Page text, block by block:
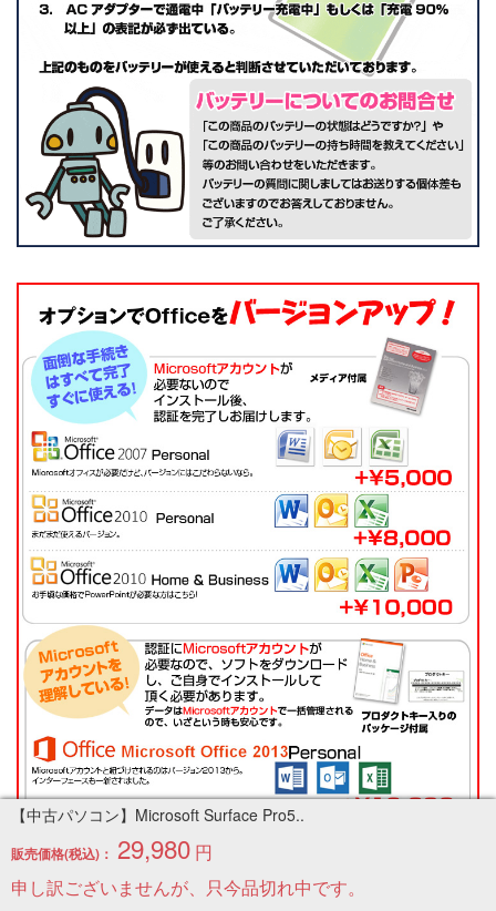
【中古パソコン】Microsoft Surface Pro5..
販売価格(税込)： 29,980 円
申し訳ございませんが、只今品切れ中です。